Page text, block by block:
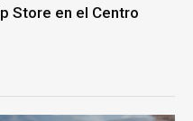
Store en el Centro